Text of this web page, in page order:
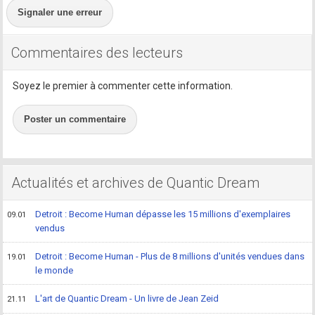
Signaler une erreur
Commentaires des lecteurs
Soyez le premier à commenter cette information.
Poster un commentaire
Actualités et archives de Quantic Dream
09.01
Detroit : Become Human dépasse les 15 millions d'exemplaires
vendus
19.01
Detroit : Become Human - Plus de 8 millions d'unités vendues dans
le monde
21.11 L'art de Quantic Dream - Un livre de Jean Zeid